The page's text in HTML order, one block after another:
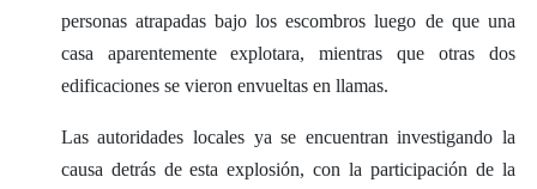
personas atrapadas bajo los escombros luego de que una
casa aparentemente explotara, mientras que otras dos
edificaciones se vieron envueltas en llamas.
Las autoridades locales ya se encuentran investigando la
causa detrás de esta explosión, con la participación de la